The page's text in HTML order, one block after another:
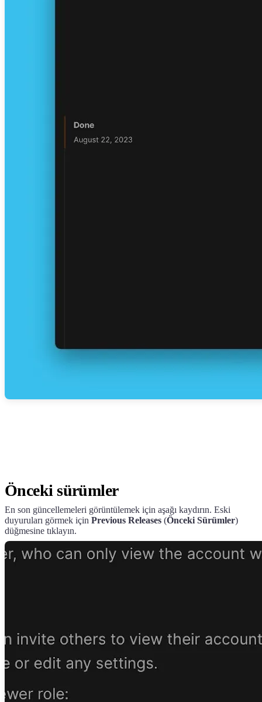
Önceki sürümler
En son güncellemeleri görüntülemek için aşağı kaydırın. Eski
duyuruları görmek için Previous Releases (Önceki Sürümler)
düğmesine tıklayın.